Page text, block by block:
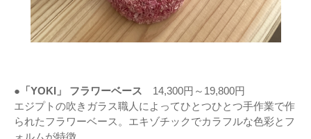
●「YOKI」 フラワーベース 14,300円～19,800円
エジプトの吹きガラス職人によってひとつひとつ手作業で作
られたフラワーベース。エキゾチックでカラフルな色彩とフ
ォルムが特徴。